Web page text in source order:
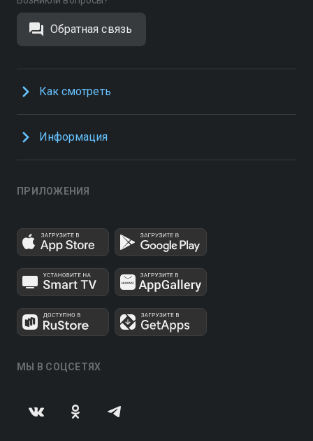
Обратная связь
Как смотреть
Информация
ПРИЛОЖЕНИЯ
МЫ В СОЦСЕТЯХ